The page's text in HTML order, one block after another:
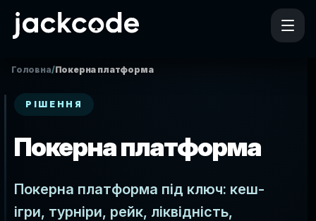
Головна/Покерна платформа
РІШЕННЯ
Покерна платформа
Покерна платформа під ключ: кеш-
ігри, турніри, рейк, ліквідність,